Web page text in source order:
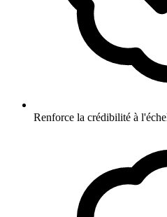
Renforce la crédibilité à